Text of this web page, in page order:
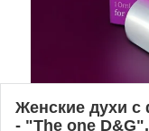
Женские духи
- "The one